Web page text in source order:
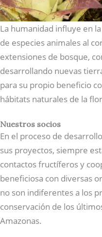
La humanidad influye en
de especies animales al
extensiones de bosque,
desarrollando nuevas
para su propio beneficio
hábitats naturales de la
Nuestros socios
En el proceso de
sus proyectos, siempre
contactos fructíferos y
beneficiosa con diversas
no son indiferentes a los
conservación de los
Amazonas.